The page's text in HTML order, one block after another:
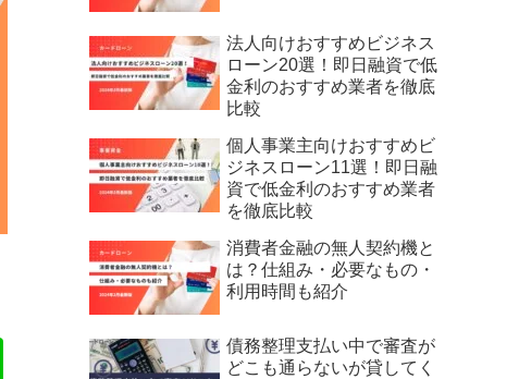
法人向けおすすめビジネス
ローン20選！即日融資で低
金利のおすすめ業者を徹底
比較
個人事業主向けおすすめビ
ジネスローン11選！即日融
資で低金利のおすすめ業者
を徹底比較
消費者金融の無人契約機と
は？仕組み・必要なもの・
利用時間も紹介
債務整理支払い中で審査が
どこも通らないが貸してく